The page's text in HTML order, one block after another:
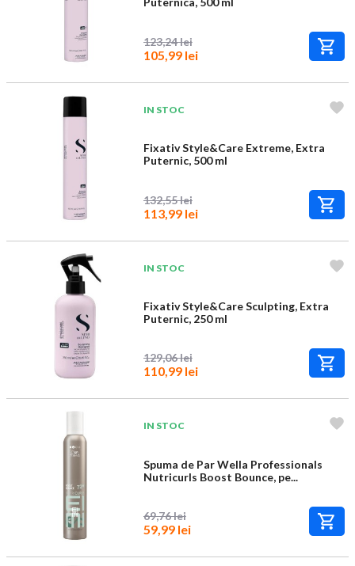
123,24 lei
105,99 lei
IN STOC
Fixativ Style&Care Extreme, Extra
Puternic, 500 ml
132,55 lei
113,99 lei
IN STOC
Fixativ Style&Care Sculpting, Extra
Puternic, 250 ml
129,06 lei
110,99 lei
IN STOC
Spuma de Par Wella Professionals
Nutricurls Boost Bounce, pe...
69,76 lei
59,99 lei